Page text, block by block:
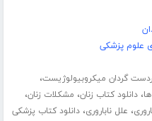
علوم پزشکی
گردان میکروبیولوژیست،
،دانلود کتاب زنان، مشکلات زنان،
، علل ناباروری،دانلود کتاب پزشکی